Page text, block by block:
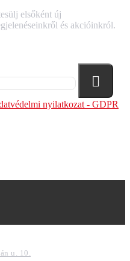
elsőként új
és akcióinkról.
nyilatkozat - GDPR
u. 10.